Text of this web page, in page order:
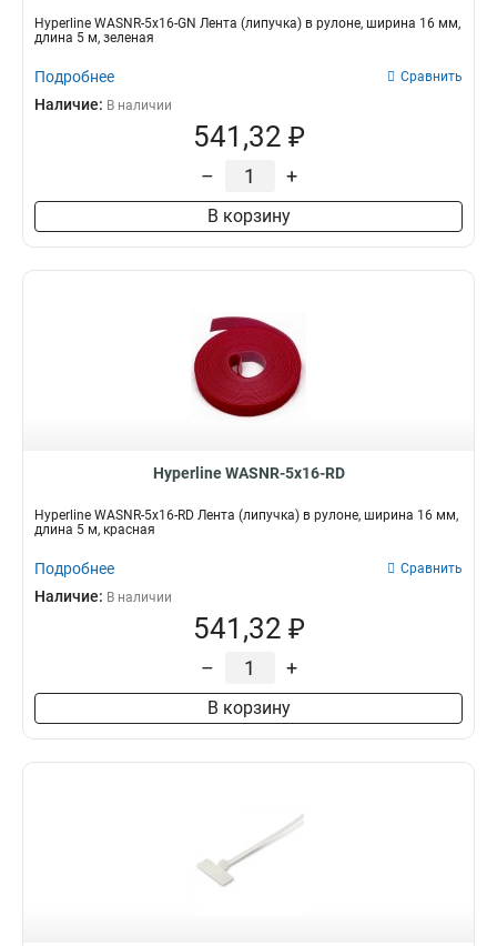
Hyperline WASNR-5x16-GN Лента (липучка) в рулоне, ширина 16 мм,
длина 5 м, зеленая
Подробнее Сравнить
Наличие: В наличии
541,32 ₽
– +
В корзину
Hyperline WASNR-5x16-RD
Hyperline WASNR-5x16-RD Лента (липучка) в рулоне, ширина 16 мм,
длина 5 м, красная
Подробнее Сравнить
Наличие: В наличии
541,32 ₽
– +
В корзину